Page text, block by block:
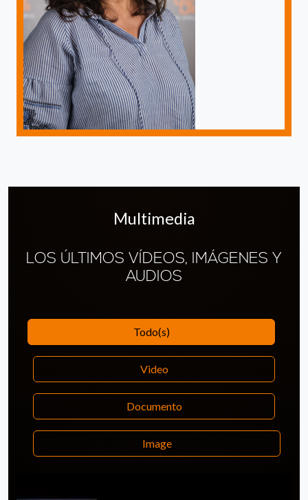
Multimedia
LOS ÚLTIMOS VÍDEOS, IMÁGENES Y
AUDIOS
Todo(s)
Video
Documento
Image